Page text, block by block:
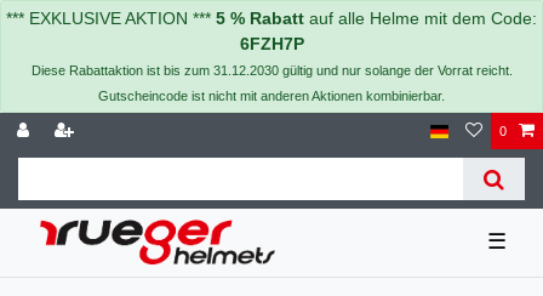
*** EXKLUSIVE AKTION *** 5 % Rabatt auf alle Helme mit dem Code:
6FZH7P
Diese Rabattaktion ist bis zum 31.12.2030 gültig und nur solange der Vorrat reicht.
Gutscheincode ist nicht mit anderen Aktionen kombinierbar.
0
☰